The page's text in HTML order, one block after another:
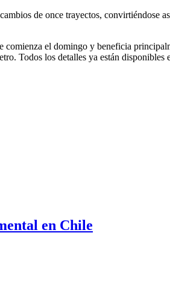
de once trayectos, convirtiéndose
el domingo y beneficia
Todos los detalles ya están
en Chile